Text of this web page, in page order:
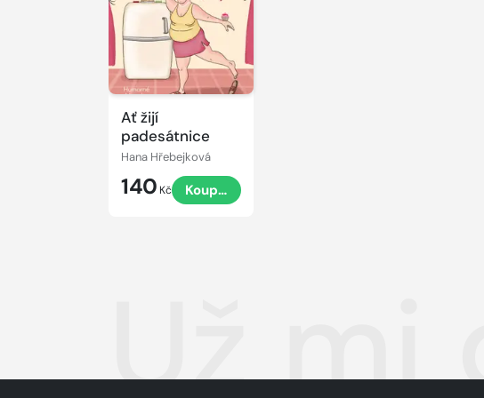
Ať žijí
padesátnice
Hana Hřebejková
140 Kč Koupit
Už mi